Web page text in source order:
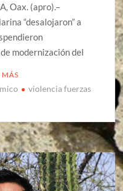
Oax. (apro).–
“desalojaron” a
modernización del
MÁS
violencia fuerzas